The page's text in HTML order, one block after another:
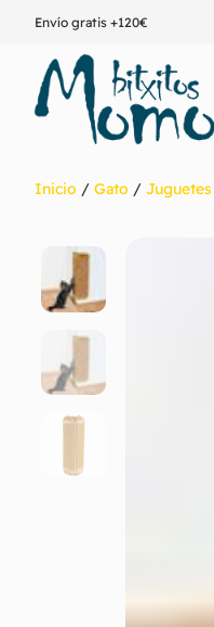
Envío gratis +120€
Inicio / Gato / Juguetes